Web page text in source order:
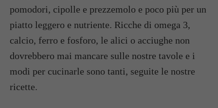
pomodori, cipolle e prezzemolo e poco più per un
piatto leggero e nutriente. Ricche di omega 3,
calcio, ferro e fosforo, le alici o acciughe non
dovrebbero mai mancare sulle nostre tavole e i
modi per cucinarle sono tanti, seguite le nostre
ricette.